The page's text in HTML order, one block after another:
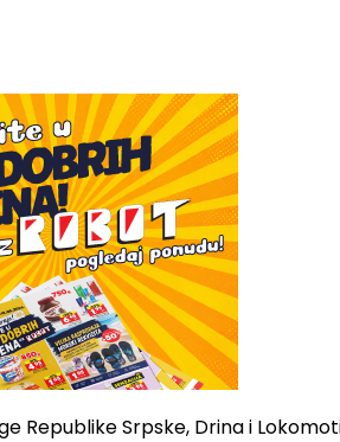
Republike Srpske, Drina i